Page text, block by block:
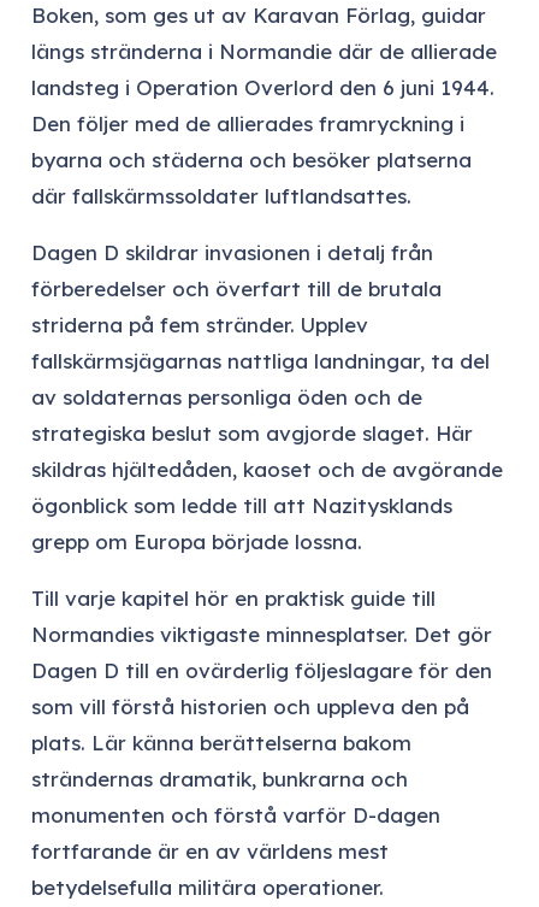
Boken, som ges ut av Karavan Förlag, guidar
längs stränderna i Normandie där de allierade
landsteg i Operation Overlord den 6 juni 1944.
Den följer med de allierades framryckning i
byarna och städerna och besöker platserna
där fallskärmssoldater luftlandsattes.
Dagen D skildrar invasionen i detalj från
förberedelser och överfart till de brutala
striderna på fem stränder. Upplev
fallskärmsjägarnas nattliga landningar, ta del
av soldaternas personliga öden och de
strategiska beslut som avgjorde slaget. Här
skildras hjältedåden, kaoset och de avgörande
ögonblick som ledde till att Nazitysklands
grepp om Europa började lossna.
Till varje kapitel hör en praktisk guide till
Normandies viktigaste minnesplatser. Det gör
Dagen D till en ovärderlig följeslagare för den
som vill förstå historien och uppleva den på
plats. Lär känna berättelserna bakom
strändernas dramatik, bunkrarna och
monumenten och förstå varför D-dagen
fortfarande är en av världens mest
betydelsefulla militära operationer.